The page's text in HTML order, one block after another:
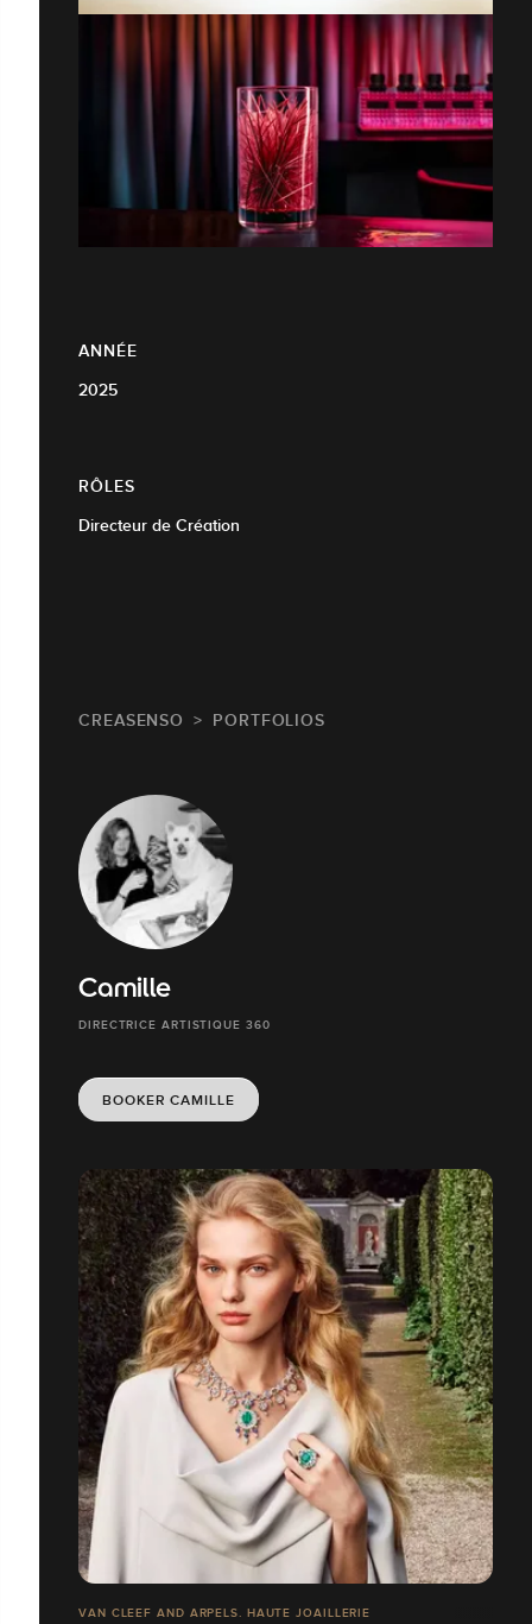
ANNÉE
2025
RÔLES
Directeur de Création
CREASENSO PORTFOLIOS
Camille
DIRECTRICE ARTISTIQUE 360
BOOKER CAMILLE
VAN CLEEF AND ARPELS. HAUTE JOAILLERIE